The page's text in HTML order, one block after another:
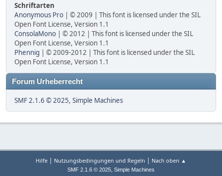
Schriftarten
Anonymous Pro | © 2009 | This font is licensed under the SIL
Open Font License, Version 1.1
ConsolaMono | © 2012 | This font is licensed under the SIL
Open Font License, Version 1.1
Phennig | © 2009-2012 | This font is licensed under the SIL
Open Font License, Version 1.1
Forum Urheberrecht
SMF 2.1.6 © 2025, Simple Machines
Hilfe | Nutzungsbedingungen und Regeln | Nach oben ▲
SMF 2.1.6 © 2025, Simple Machines